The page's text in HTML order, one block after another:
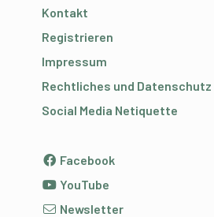
Kontakt
Registrieren
Impressum
Rechtliches und Datenschutz
Social Media Netiquette
Facebook
YouTube
Newsletter